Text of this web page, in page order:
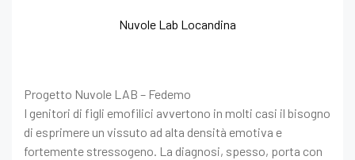
Nuvole Lab Locandina
Progetto Nuvole LAB – Fedemo
I genitori di figli emofilici avvertono in molti casi il bisogno
di esprimere un vissuto ad alta densità emotiva e
fortemente stressogeno. La diagnosi, spesso, porta con